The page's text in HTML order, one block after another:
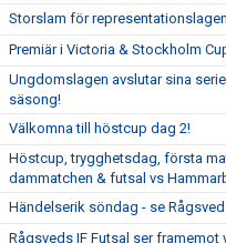
Storslam för
Premiär i Victoria & Stockholm
Ungdomslagen avslutar sina
säsong!
Välkomna till höstcup dag 2!
Höstcup, trygghetsdag, första
dammatchen & futsal vs
Händelserik söndag - se
Rågsveds IF Futsal ser framemot